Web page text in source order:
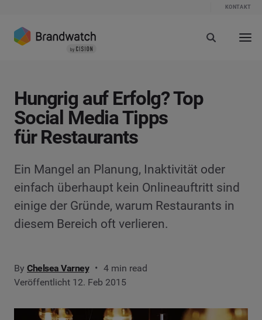
KONTAKT
Hungrig auf Erfolg? Top
Social Media Tipps
für Restaurants
Ein Mangel an Planung, Inaktivität oder
einfach überhaupt kein Onlineauftritt sind
einige der Gründe, warum Restaurants in
diesem Bereich oft verlieren.
By Chelsea Varney
4 min read
Veröffentlicht 12. Feb 2015